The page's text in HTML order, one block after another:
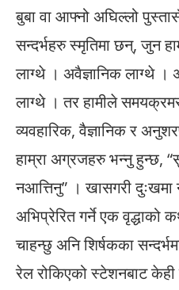
बुबा वा आफ्नो अघिल्लो
सन्दर्भहरु स्मृतिमा छन्, जुन
लाग्थे । अवैज्ञानिक लाग्थे
लाग्थे । तर हामीले
व्यवहारिक, वैज्ञानिक र
हाम्रा अग्रजहरु भन्नु हुन्छ,
नआत्तिनु” । खासगरी दुःखमा
अभिप्रेरित गर्ने एक
चाहन्छु अनि शिर्षकका
रेल रोकिएको स्टेशनबाट केही